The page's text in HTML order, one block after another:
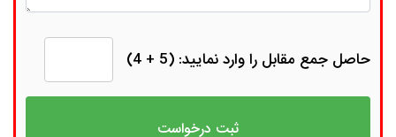
حاصل جمع مقابل را وارد نمایید: (5 + 4)